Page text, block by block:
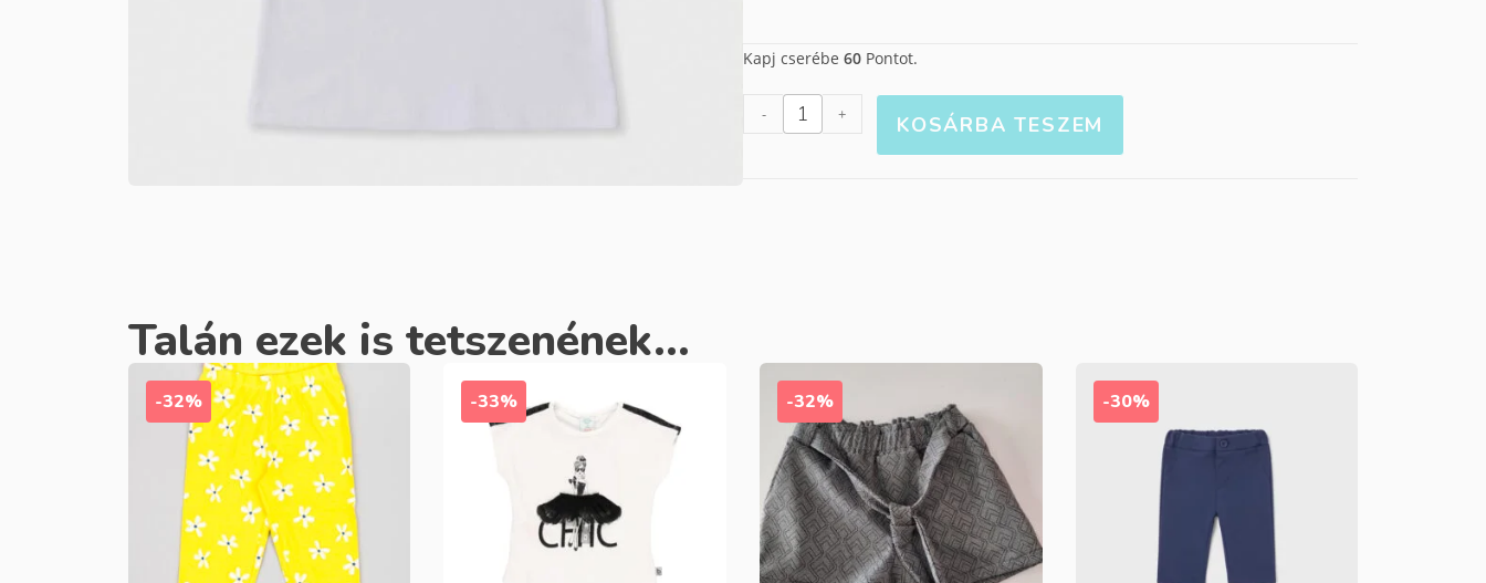
Kapj cserébe 60 Pontot.
- + KOSÁRBA TESZEM
Talán ezek is tetszenének...
-32% -33% -32% -30%